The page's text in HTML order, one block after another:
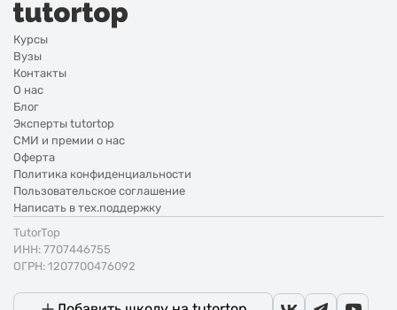
Курсы
Вузы
Контакты
О нас
Блог
Эксперты tutortop
СМИ и премии о нас
Оферта
Политика конфиденциальности
Пользовательское соглашение
Написать в тех.поддержку
TutorTop
ИНН: 7707446755
ОГРН: 1207700476092